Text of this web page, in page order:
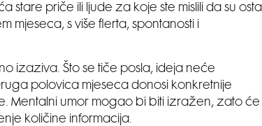
stare priče ili ljude za koje ste mislili da su ostali
mjeseca, s više flerta, spontanosti i
izaziva. Što se tiče posla, ideja neće
polovica mjeseca donosi konkretnije
Mentalni umor mogao bi biti izražen, zato će
količine informacija.